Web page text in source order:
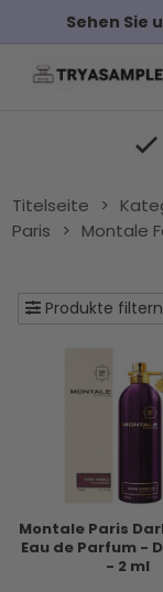
Sehen Sie
Titelseite >
Paris
> Montale
Produkte filtern
Montale Paris
Eau de Parfum -
- 2 ml